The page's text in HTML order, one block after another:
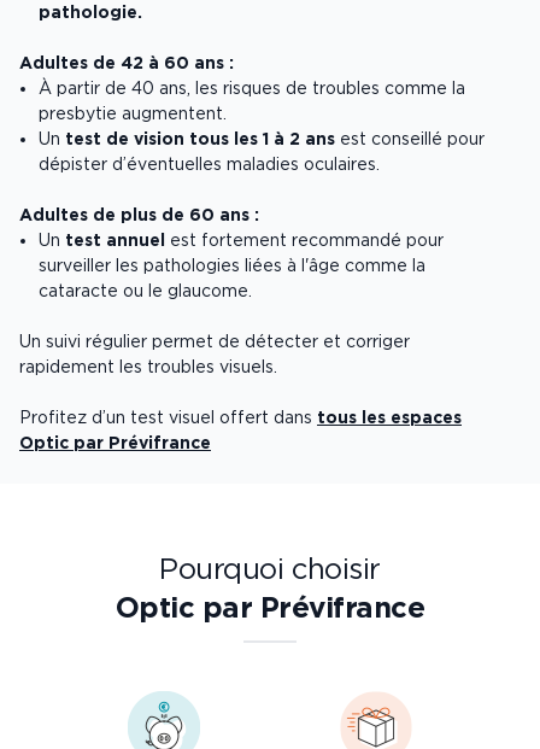
pathologie.
Adultes de 42 à 60 ans :
À partir de 40 ans, les risques de troubles comme la
presbytie augmentent.
Un test de vision tous les 1 à 2 ans est conseillé pour
dépister d’éventuelles maladies oculaires.
Adultes de plus de 60 ans :
Un test annuel est fortement recommandé pour
surveiller les pathologies liées à l'âge comme la
cataracte ou le glaucome.
Un suivi régulier permet de détecter et corriger
rapidement les troubles visuels.
Profitez d’un test visuel offert dans tous les espaces
Optic par Prévifrance
Pourquoi choisir
Optic par Prévifrance